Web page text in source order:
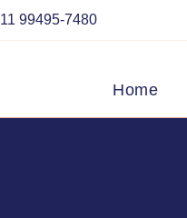
11 99495-7480
Home